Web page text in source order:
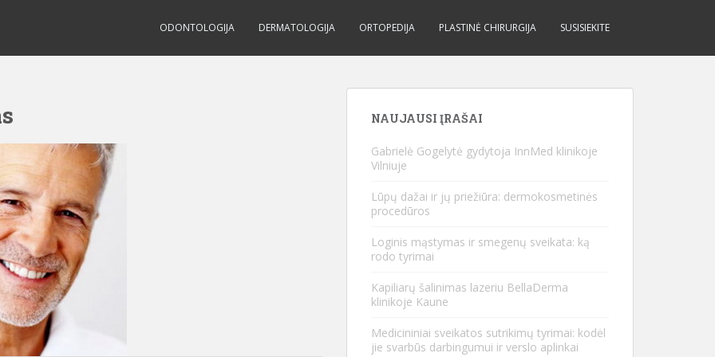
ODONTOLOGIJA DERMATOLOGIJA ORTOPEDIJA PLASTINĖ CHIRURGIJA SUSISIEKITE
NAUJAUSI ĮRAŠAI
Gabrielė Gogelytė gydytoja InnMed klinikoje
Vilniuje
Lūpų dažai ir jų priežiūra: dermokosmetinės
procedūros
Loginis mąstymas ir smegenų sveikata: ką
rodo tyrimai
Kapiliarų šalinimas lazeriu BellaDerma
klinikoje Kaune
Medicininiai sveikatos sutrikimų tyrimai: kodėl
jie svarbūs darbingumui ir verslo aplinkai